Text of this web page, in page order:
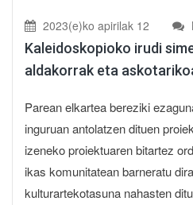
2023(e)ko apirilak 12
Kaleidoskopioko irudi
aldakorrak eta
Parean elkartea bereziki
inguruan antolatzen dituen
izeneko proiektuaren bitartez
ikas komunitatean barneratu
kulturartekotasuna nahasten